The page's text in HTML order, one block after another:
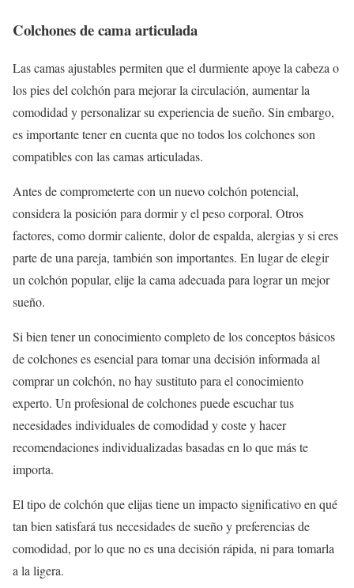
Colchones de cama articulada
Las camas ajustables permiten que el durmiente apoye la cabeza o
los pies del colchón para mejorar la circulación, aumentar la
comodidad y personalizar su experiencia de sueño. Sin embargo,
es importante tener en cuenta que no todos los colchones son
compatibles con las camas articuladas.
Antes de comprometerte con un nuevo colchón potencial,
considera la posición para dormir y el peso corporal. Otros
factores, como dormir caliente, dolor de espalda, alergias y si eres
parte de una pareja, también son importantes. En lugar de elegir
un colchón popular, elije la cama adecuada para lograr un mejor
sueño.
Si bien tener un conocimiento completo de los conceptos básicos
de colchones es esencial para tomar una decisión informada al
comprar un colchón, no hay sustituto para el conocimiento
experto. Un profesional de colchones puede escuchar tus
necesidades individuales de comodidad y coste y hacer
recomendaciones individualizadas basadas en lo que más te
importa.
El tipo de colchón que elijas tiene un impacto significativo en qué
tan bien satisfará tus necesidades de sueño y preferencias de
comodidad, por lo que no es una decisión rápida, ni para tomarla
a la ligera.